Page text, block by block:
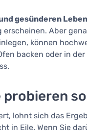
gesünderen
Aber
können
backen oder in der
probieren
lohnt sich das
in Eile. Wenn Sie